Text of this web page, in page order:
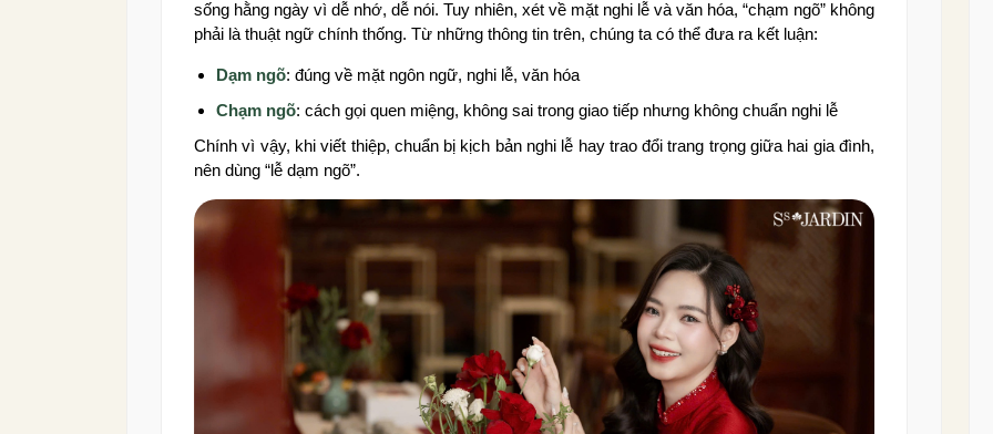
sống hằng ngày vì dễ nhớ, dễ nói. Tuy nhiên, xét về mặt nghi lễ và văn hóa, “chạm ngõ” không
phải là thuật ngữ chính thống. Từ những thông tin trên, chúng ta có thể đưa ra kết luận:
Dạm ngõ: đúng về mặt ngôn ngữ, nghi lễ, văn hóa
Chạm ngõ: cách gọi quen miệng, không sai trong giao tiếp nhưng không chuẩn nghi lễ
Chính vì vậy, khi viết thiệp, chuẩn bị kịch bản nghi lễ hay trao đổi trang trọng giữa hai gia đình,
nên dùng “lễ dạm ngõ”.